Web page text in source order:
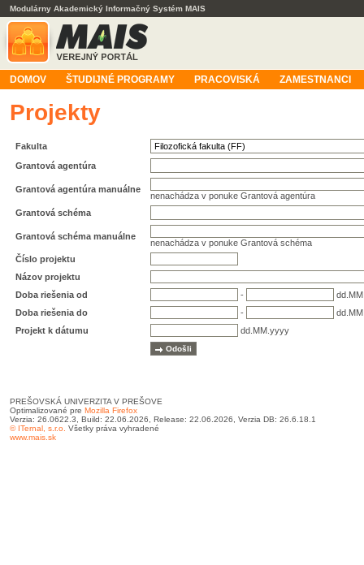
Modulárny Akademický Informačný Systém MAIS
DOMOV ŠTUDIJNÉ PROGRAMY PRACOVISKÁ ZAMESTNANCI
Projekty
Fakulta
Grantová agentúra
Grantová agentúra manuálne
nenachádza v ponuke Grantová agentúra
Grantová schéma
Grantová schéma manuálne
nenachádza v ponuke Grantová schéma
Číslo projektu
Názov projektu
Doba riešenia od
-
Doba riešenia do
-
Projekt k dátumu
dd.MM.yyyy
PREŠOVSKÁ UNIVERZITA V PREŠOVE
Optimalizované pre Mozilla Firefox
Verzia: 26.0622.3, Build: 22.06.2026, Release: 22.06.2026, Verzia DB: 26.6.18.1
© ITernal, s.r.o. Všetky práva vyhradené
www.mais.sk